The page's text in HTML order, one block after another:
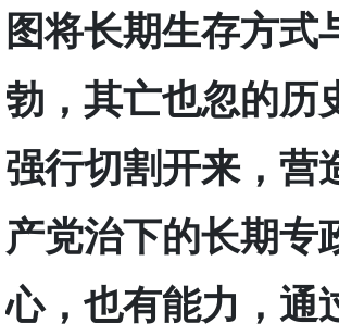
图将长期生存方式
勃，其亡也忽的历
强行切割开来，营
产党治下的长期专
心，也有能力，通